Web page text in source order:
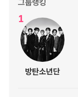
그룹랭킹
1
방탄소년단